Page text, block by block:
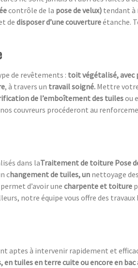
contrôle de la pose de velux) tendant à
de disposer d’une couvertureétanche.
de revêtements : toit végétalisé, avec
, à travers un travail soigné. Mettre
de l’emboîtement des tuilesou
couvreurs procéderont au
dans laTraitement de toiture Pose
changement de tuiles, un nettoyage
d’avoir une charpente et toiture
notre équipe vous offre des travaux
aptes à intervenir rapidement et
tuiles en terre cuite ou encore en bac